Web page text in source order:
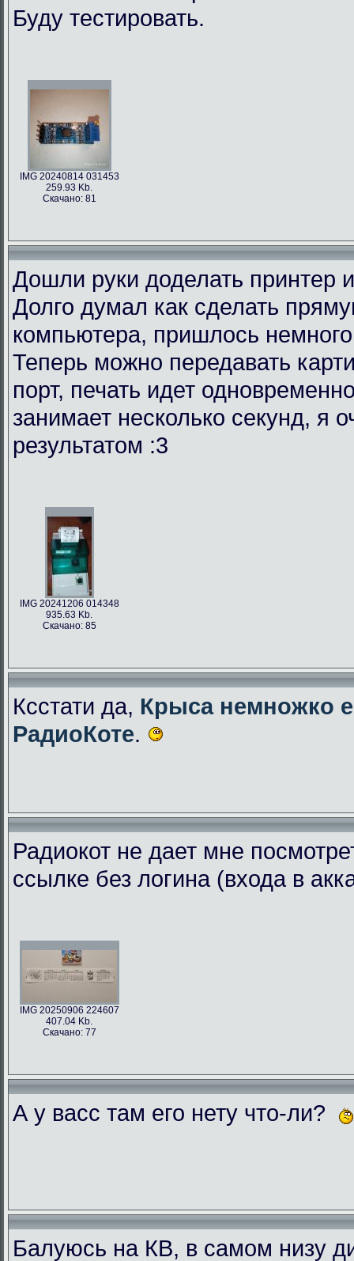
Буду тестировать.
IMG 20240814 031453
259.93 Kb.
Скачано: 81
Дошли руки доделать принтер
Долго думал как сделать
компьютера, пришлось немного
Теперь можно передавать
порт, печать идет
занимает несколько секунд, я
результатом :3
IMG 20241206 014348
935.63 Kb.
Скачано: 85
Ксстати да, Крыса немножко
РадиоКоте.
Радиокот не дает мне
ссылке без логина (входа в
IMG 20250906 224607
407.04 Kb.
Скачано: 77
А у васс там его нету что-ли?
Балуюсь на КВ, в самом низу